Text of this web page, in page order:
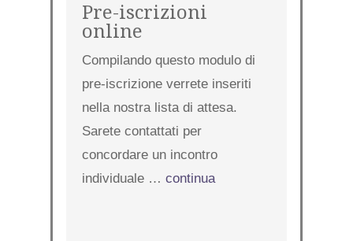
Pre-iscrizioni
online
Compilando questo modulo di
pre-iscrizione verrete inseriti
nella nostra lista di attesa.
Sarete contattati per
concordare un incontro
individuale … continua